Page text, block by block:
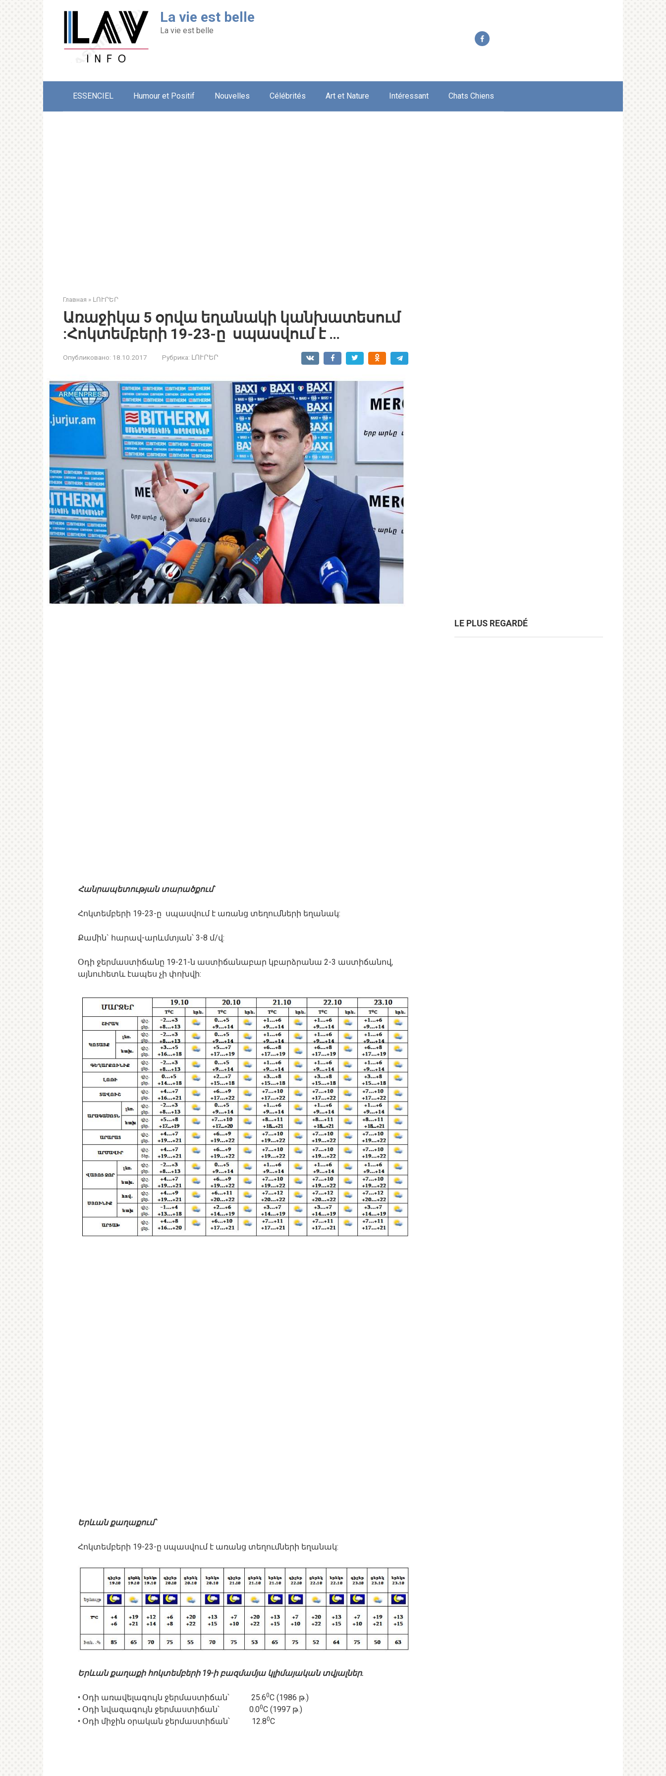
La vie est belle
La vie est belle
ESSENCIEL Humour et Positif Nouvelles Célébrités Art et Nature Intéressant Chats Chiens
Главная » ԼՈՒՐԵՐ
Առաջիկա 5 օրվա եղանակի կանխատեսում
:Հոկտեմբերի 19-23-ը սպասվում է …
Опубликовано: 18.10.2017 Рубрика: ԼՈՒՐԵՐ
Հանրապետության տարածքում`
Հոկտեմբերի 19-23-ը սպասվում է առանց տեղումների եղանակ:
Քամին` հարավ-արևմտյան՝ 3-8 մ/վ:
Օդի ջերմաստիճանը 19-21-ն աստիճանաբար կբարձրանա 2-3 աստիճանով,
այնուհետև էապես չի փոխվի:
Երևան քաղաքում՝
Հոկտեմբերի 19-23-ը սպասվում է առանց տեղումների եղանակ:
Երևան քաղաքի հոկտեմբերի 19-ի բազմամյա կլիմայական տվյալներ.
• Օդի առավելագույն ջերմաստիճան՝ 25.60C (1986 թ.)
• Օդի նվազագույն ջերմաստիճան՝ 0.00C (1997 թ.)
• Օդի միջին օրական ջերմաստիճան՝ 12.80C
LE PLUS REGARDÉ